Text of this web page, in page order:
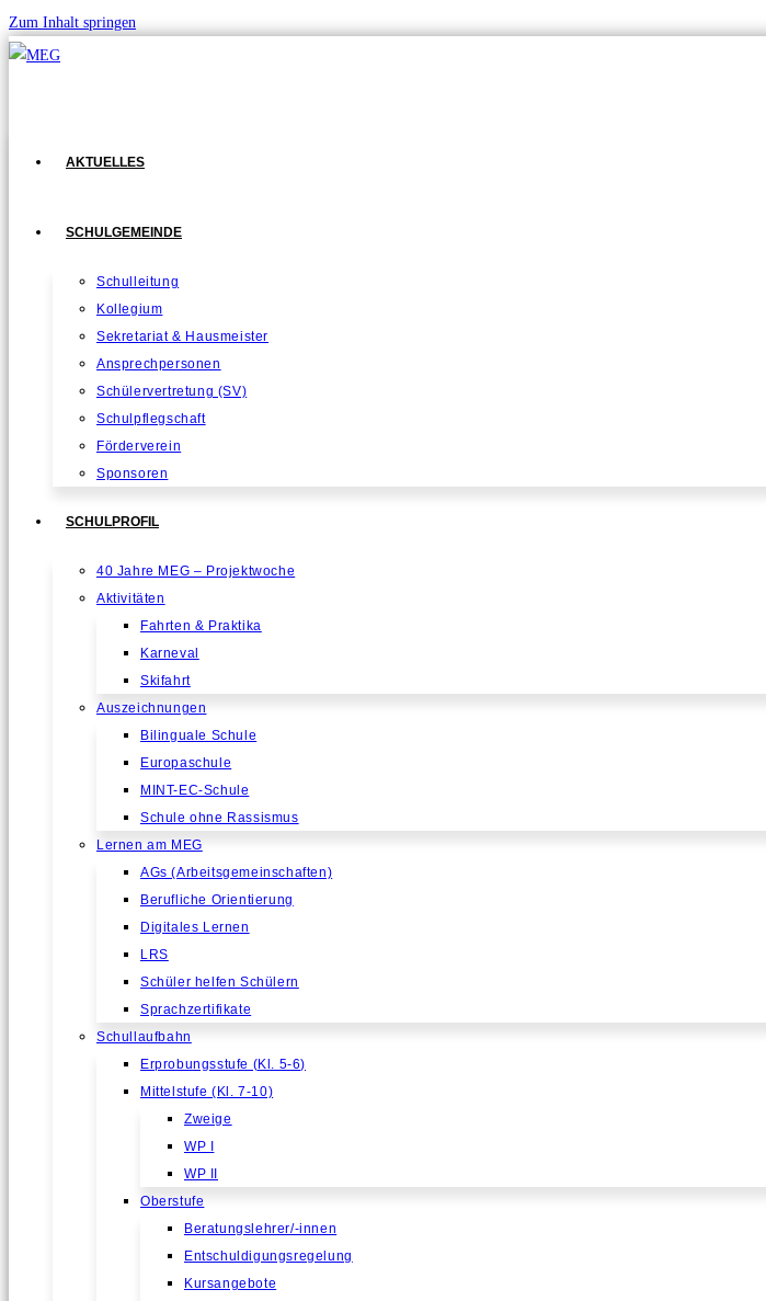
Zum Inhalt springen
AKTUELLES
SCHULGEMEINDE
Schulleitung
Kollegium
Sekretariat & Hausmeister
Ansprechpersonen
Schülervertretung (SV)
Schulpflegschaft
Förderverein
Sponsoren
SCHULPROFIL
40 Jahre MEG – Projektwoche
Aktivitäten
Fahrten & Praktika
Karneval
Skifahrt
Auszeichnungen
Bilinguale Schule
Europaschule
MINT-EC-Schule
Schule ohne Rassismus
Lernen am MEG
AGs (Arbeitsgemeinschaften)
Berufliche Orientierung
Digitales Lernen
LRS
Schüler helfen Schülern
Sprachzertifikate
Schullaufbahn
Erprobungsstufe (Kl. 5-6)
Mittelstufe (Kl. 7-10)
Zweige
WP I
WP II
Oberstufe
Beratungslehrer/-innen
Entschuldigungsregelung
Kursangebote